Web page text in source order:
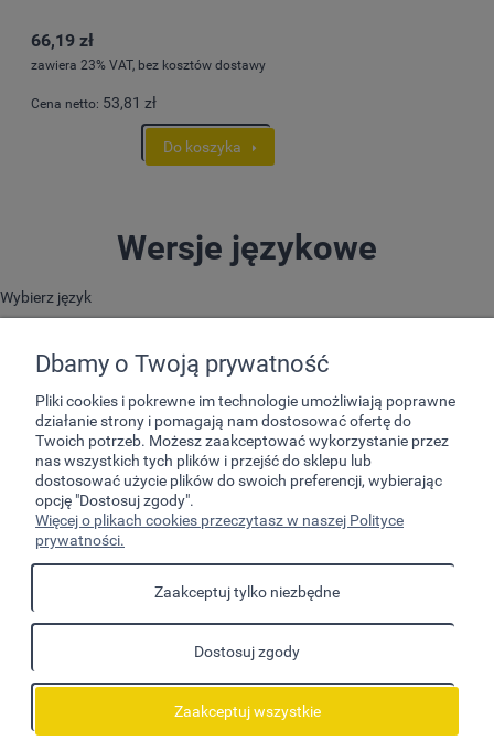
66,19 zł
zawiera 23% VAT, bez kosztów dostawy
Cena netto: 53,81 zł
Do koszyka
Wersje językowe
Wybierz język
Pomoc
Moje konto
Płatności i dostawa
Dbamy o Twoją prywatność
Pliki cookies i pokrewne im technologie umożliwiają poprawne
działanie strony i pomagają nam dostosować ofertę do
Twoich potrzeb. Możesz zaakceptować wykorzystanie przez
nas wszystkich tych plików i przejść do sklepu lub
dostosować użycie plików do swoich preferencji, wybierając
opcję "Dostosuj zgody".
Więcej o plikach cookies przeczytasz w naszej Polityce
prywatności.
Zaakceptuj tylko niezbędne
Dostosuj zgody
Zaakceptuj wszystkie